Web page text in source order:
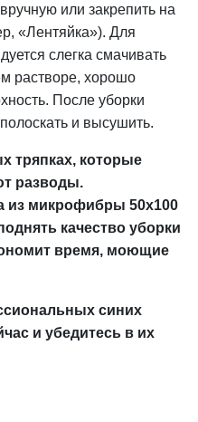
или закрепить на
«Лентяйка»). Для
слегка смачивать
растворе, хорошо
После уборки
и высушить.
тряпках, которые
разводы.
из микрофибры 50х100
качество уборки
время, моющие
синих
и убедитесь в их